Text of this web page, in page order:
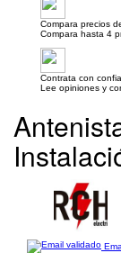
Compara precios
Compara hasta 4
Contrata con
Lee opiniones y